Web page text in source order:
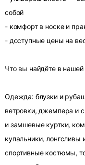
собой
- комфорт в носке и
- доступные цены на
Что вы найдёте в нашей
Одежда: блузки и
ветровки, джемпера и
и замшевые куртки,
купальники,
спортивные костюмы,